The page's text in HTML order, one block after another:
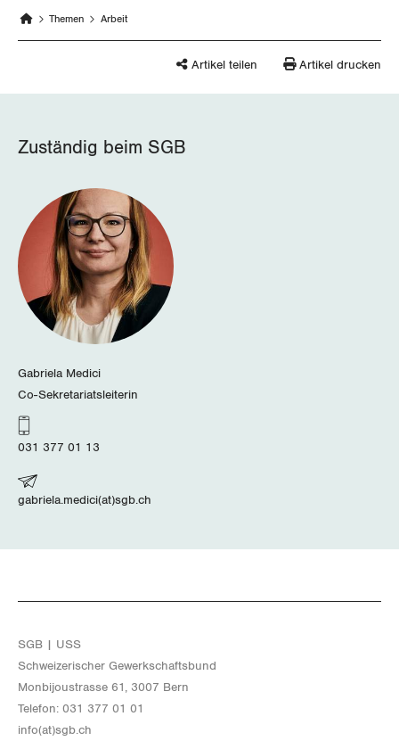
Solothurn
Tessin
Thurgau
Uri
Waadt
Zürich
Themen Arbeit
Artikel teilen Artikel drucken
Zuständig beim SGB
Gabriela Medici
Co-Sekretariatsleiterin
031 377 01 13
gabriela.medici(at)sgb.ch
SGB | USS
Schwei­ze­ri­scher Ge­werk­schafts­bund
Mon­bi­joustras­se 61, 3007 Bern
Te­le­fon: 031 377 01 01
info(at)​sgb.​ch